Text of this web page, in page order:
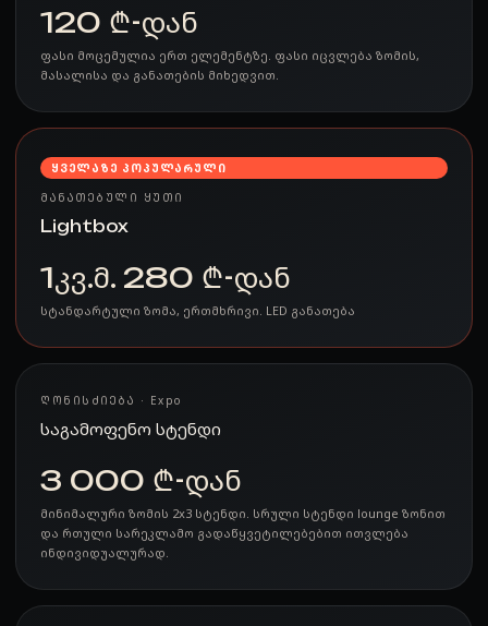
120 ₾-დან
ფასი მოცემულია ერთ ელემენტზე. ფასი იცვლება ზომის,
მასალისა და განათების მიხედვით.
ᲧᲕᲔᲚᲐᲖᲔ ᲞᲝᲞᲣᲚᲐᲠᲣᲚᲘ
ᲛᲐᲜᲐᲗᲔᲑᲣᲚᲘ ᲧᲣᲗᲘ
Lightbox
1კვ.მ. 280 ₾-დან
სტანდარტული ზომა, ერთმხრივი. LED განათება
ᲦᲝᲜᲘᲡᲫᲘᲔᲑᲐ · Expo
საგამოფენო სტენდი
3 000 ₾-დან
მინიმალური ზომის 2x3 სტენდი. სრული სტენდი lounge ზონით
და რთული სარეკლამო გადაწყვეტილებებით ითვლება
ინდივიდუალურად.